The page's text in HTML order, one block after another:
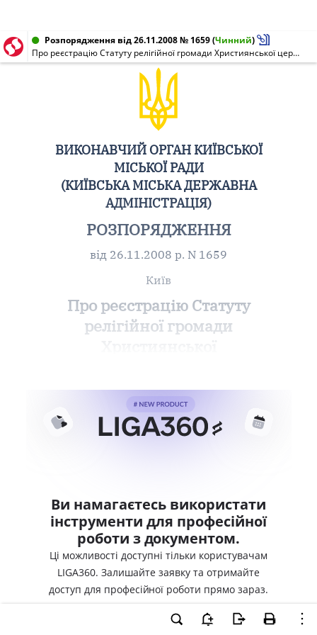
Розпорядження від 26.11.2008 № 1659(Чинний)
Про реєстрацію Статуту релігійної громади Християнської церкви Повного Євангелія "ПОСОЛЬСТВО БОЖЕ" у Дарницькому районі м. Києва
ВИКОНАВЧИЙ ОРГАН КИЇВСЬКОЇ
МІСЬКОЇ РАДИ
(КИЇВСЬКА МІСЬКА ДЕРЖАВНА
АДМІНІСТРАЦІЯ)
РОЗПОРЯДЖЕННЯ
від 26.11.2008 р. N 1659
Київ
Про реєстрацію Статуту
релігійної громади
Ви намагаєтесь використати
інструменти для професійної
роботи з документом.
Ці можливості доступні тільки користувачам
LIGA360. Залишайте заявку та отримайте
доступ для професійної роботи прямо зараз.
ВХІД ДЛЯ КОРИСТУВАЧІВ LIGA360